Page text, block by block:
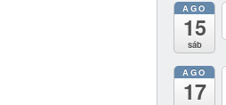
AGO
15
sáb
AGO
17